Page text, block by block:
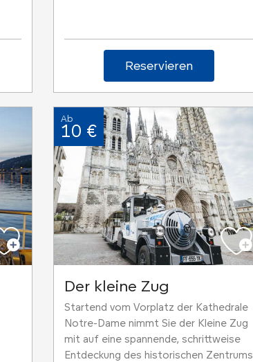
Reservieren
Ab
10 €
Der kleine Zug
Startend vom Vorplatz der Kathedrale
Notre-Dame nimmt Sie der Kleine Zug
mit auf eine spannende, schrittweise
Entdeckung des historischen Zentrums